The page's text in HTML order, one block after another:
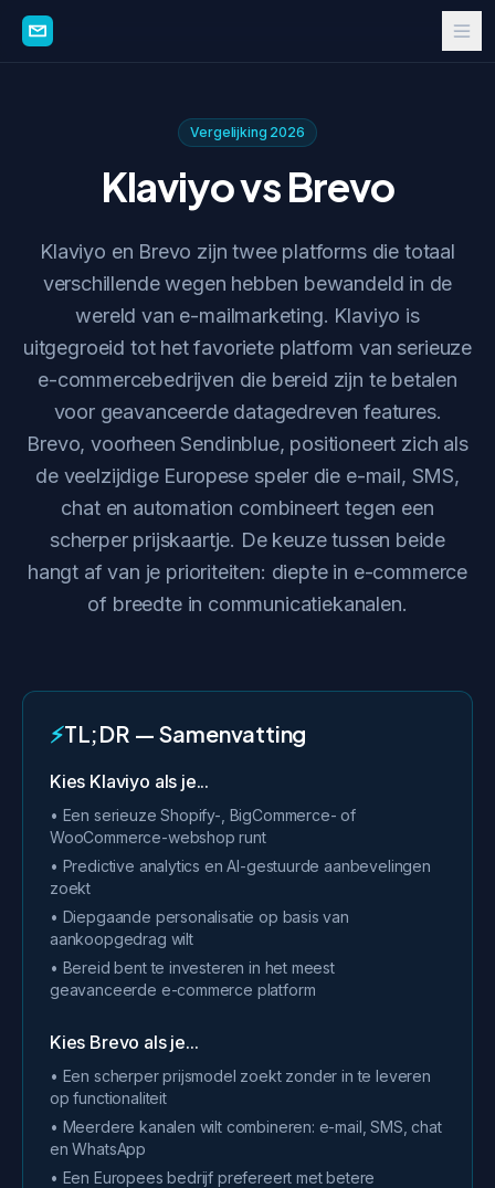
Vergelijking 2026
Klaviyo vs Brevo
Klaviyo en Brevo zijn twee platforms die totaal
verschillende wegen hebben bewandeld in de
wereld van e-mailmarketing. Klaviyo is
uitgegroeid tot het favoriete platform van serieuze
e-commercebedrijven die bereid zijn te betalen
voor geavanceerde datagedreven features.
Brevo, voorheen Sendinblue, positioneert zich als
de veelzijdige Europese speler die e-mail, SMS,
chat en automation combineert tegen een
scherper prijskaartje. De keuze tussen beide
hangt af van je prioriteiten: diepte in e-commerce
of breedte in communicatiekanalen.
⚡TL;DR — Samenvatting
Kies Klaviyo als je...
• Een serieuze Shopify-, BigCommerce- of
WooCommerce-webshop runt
• Predictive analytics en AI-gestuurde aanbevelingen
zoekt
• Diepgaande personalisatie op basis van
aankoopgedrag wilt
• Bereid bent te investeren in het meest
geavanceerde e-commerce platform
Kies Brevo als je...
• Een scherper prijsmodel zoekt zonder in te leveren
op functionaliteit
• Meerdere kanalen wilt combineren: e-mail, SMS, chat
en WhatsApp
• Een Europees bedrijf prefereert met betere